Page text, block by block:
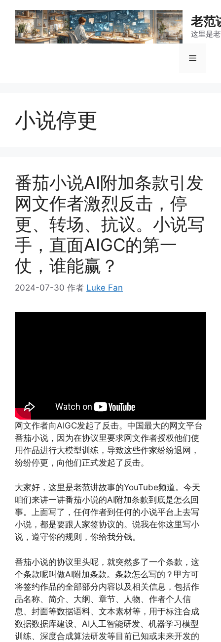
老范
这里是
菜
小说停更
番茄小说AI附加条款引发
网文作者激烈反击，停
更、转场、抗议。小说写
手，直面AIGC的第一
仗，谁能赢？
2024-07-30 作者 Luke Fan
网文作者向AIGC发起了反击。中国最大的网文平台
番茄小说，因为在协议里要求网文作者授权他们使
用作品进行大模型训练，导致这些作家纷纷退网，
纷纷停更，向他们正式发起了反击。
大家好，这里是老范讲故事的YouTube频道。今天
咱们来讲一讲番茄小说的AI附加条款到底是怎么回
事。上面写了，任何作者到任何的小说平台上去写
小说，都是要跟人家签协议的。说我在你这里写小
说，遵守你的规则，你给我分钱。
番茄小说的协议里头呢，就突然多了一个条款，这
个条款呢叫做AI附加条款。条款怎么写的？甲方可
将签约作品的全部部分内容以及相关信息，包括作
品名称、简介、大纲、章节、人物、作者个人信
息、封面等数据语料、文本素材等，用于标注合成
数据数据库建设、AI人工智能研发、机器学习模型
训练、深度合成算法研发等目前已知或未来开发的